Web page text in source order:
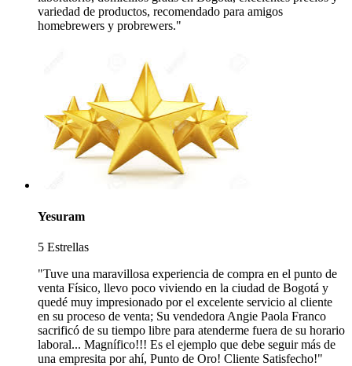
variedad de productos, recomendado para amigos
homebrewers y probrewers."
Yesuram
5 Estrellas
"Tuve una maravillosa experiencia de compra en el punto de
venta Físico, llevo poco viviendo en la ciudad de Bogotá y
quedé muy impresionado por el excelente servicio al cliente
en su proceso de venta; Su vendedora Angie Paola Franco
sacrificó de su tiempo libre para atenderme fuera de su horario
laboral... Magnífico!!! Es el ejemplo que debe seguir más de
una empresita por ahí, Punto de Oro! Cliente Satisfecho!"